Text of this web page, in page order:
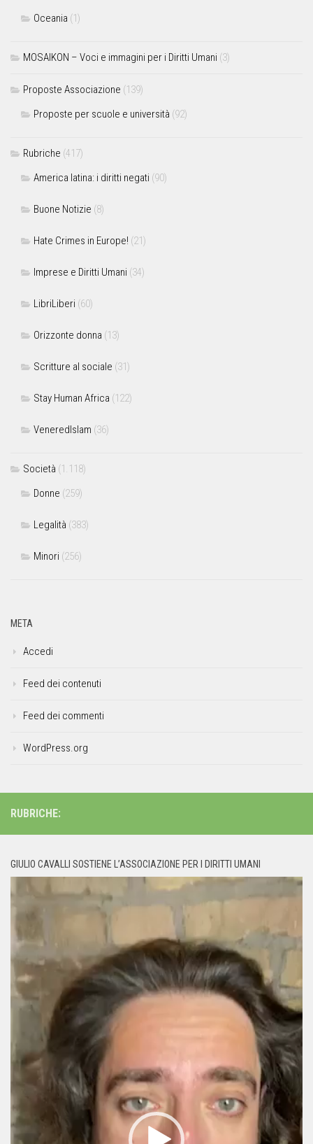
Oceania (1)
MOSAIKON – Voci e immagini per i Diritti Umani (3)
Proposte Associazione (139)
Proposte per scuole e università (92)
Rubriche (417)
America latina: i diritti negati (90)
Buone Notizie (8)
Hate Crimes in Europe! (21)
Imprese e Diritti Umani (34)
LibriLiberi (60)
Orizzonte donna (13)
Scritture al sociale (31)
Stay Human Africa (122)
VeneredIslam (36)
Società (1.118)
Donne (259)
Legalità (383)
Minori (256)
META
Accedi
Feed dei contenuti
Feed dei commenti
WordPress.org
RUBRICHE:
GIULIO CAVALLI SOSTIENE L’ASSOCIAZIONE PER I DIRITTI UMANI
Player